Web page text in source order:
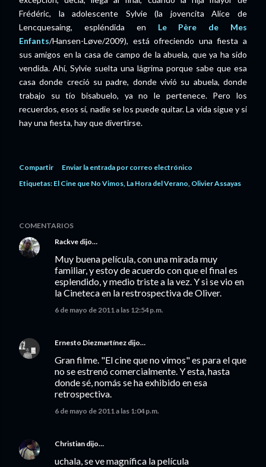
Frédéric, la adolescente Sylvie (la jovencita Alice de
Lencquesaing, espléndida en Le Père de Mes
Enfants/Hansen-Løve/2009), está ofreciendo una fiesta a
sus amigos en la casa de campo de la abuela, que ya ha sido
vendida. Ahí, Sylvie suelta una lágrima porque sabe que esa
casa donde creció su padre, donde vivió su abuela, donde
trabajo su tío bisabuelo, ya no le pertenece. Pero los
recuerdos, esos sí, nadie se los puede quitar. La vida sigue y si
hay una fiesta, hay que divertirse.
Compartir
Enviar la entrada por correo electrónico
Etiquetas: El Cine que No Vimos La Hora del Verano Olivier Assayas
COMENTARIOS
Rackve dijo…
Muy buena película, con una mirada muy
familiar, y estoy de acuerdo con que el final es
esplendido, y medio triste a la vez. Y si se vio en
la Cineteca en la restrospectiva de Oliver.
6 de mayo de 2011 a las 12:54 p.m.
Ernesto Diezmartínez dijo…
Gran filme. "El cine que no vimos" es para el que
no se estrenó comercialmente. Y esta, hasta
donde sé, nomás se ha exhibido en esa
retrospectiva.
6 de mayo de 2011 a las 1:04 p.m.
Christian dijo…
uchala, se ve magnífica la película